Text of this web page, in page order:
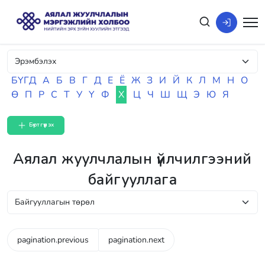
БҮГД А Б В Г Д Е Ё Ж З И Й К Л М Н О
Ө П Р С Т У Ү Ф Х Ц Ч Ш Щ Э Ю Я
Бүртгүүлэх
Аялал жуулчлалын үйлчилгээний
байгууллага
pagination.previous pagination.next